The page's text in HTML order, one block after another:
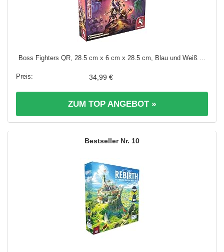
Boss Fighters QR, 28.5 cm x 6 cm x 28.5 cm, Blau und Weiß ...
34,99 €
ZUM TOP ANGEBOT »
10